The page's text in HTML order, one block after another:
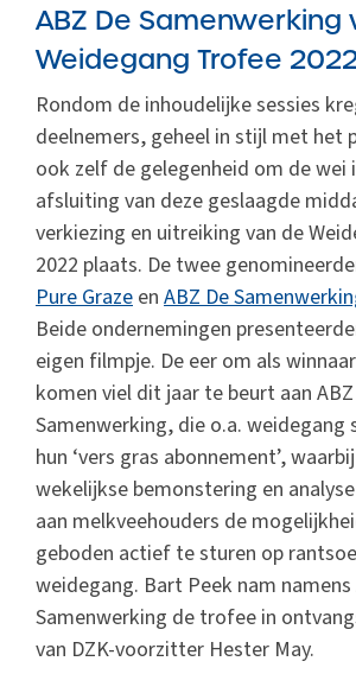
ABZ De Samenwerking
Weidegang Trofee
Rondom de inhoudelijke sessies
deelnemers, geheel in stijl met het
ook zelf de gelegenheid om de wei
afsluiting van deze geslaagde
verkiezing en uitreiking van de
2022 plaats. De twee
Pure Graze en ABZ De
Beide ondernemingen
eigen filmpje. De eer om als
komen viel dit jaar te beurt aan
Samenwerking, die o.a. weidegang
hun ‘vers gras abonnement’,
wekelijkse bemonstering en
aan melkveehouders de
geboden actief te sturen op
weidegang. Bart Peek nam namens
Samenwerking de trofee in
van DZK-voorzitter Hester May.